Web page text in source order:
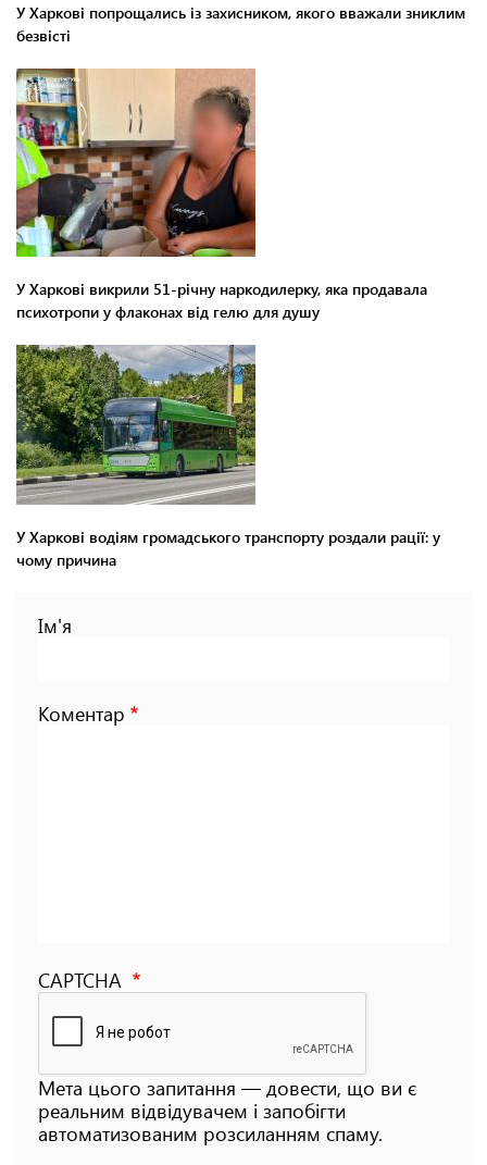
У Харкові попрощались із захисником, якого вважали зниклим
безвісті
У Харкові викрили 51-річну наркодилерку, яка продавала
психотропи у флаконах від гелю для душу
У Харкові водіям громадського транспорту роздали рації: у
чому причина
Ім'я
Коментар
CAPTCHA
Мета цього запитання — довести, що ви є
реальним відвідувачем і запобігти
автоматизованим розсиланням спаму.